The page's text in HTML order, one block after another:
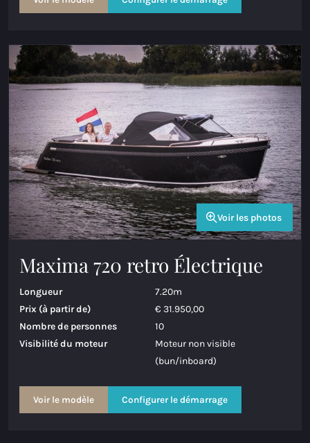
Voir les photos
Maxima 720 retro Électrique
Longueur
7.20m
Prix (à partir de)
€ 31.950,00
Nombre de personnes
10
Visibilité du moteur
Moteur non visible
(bun/inboard)
Voir le modèle Configurer le démarrage